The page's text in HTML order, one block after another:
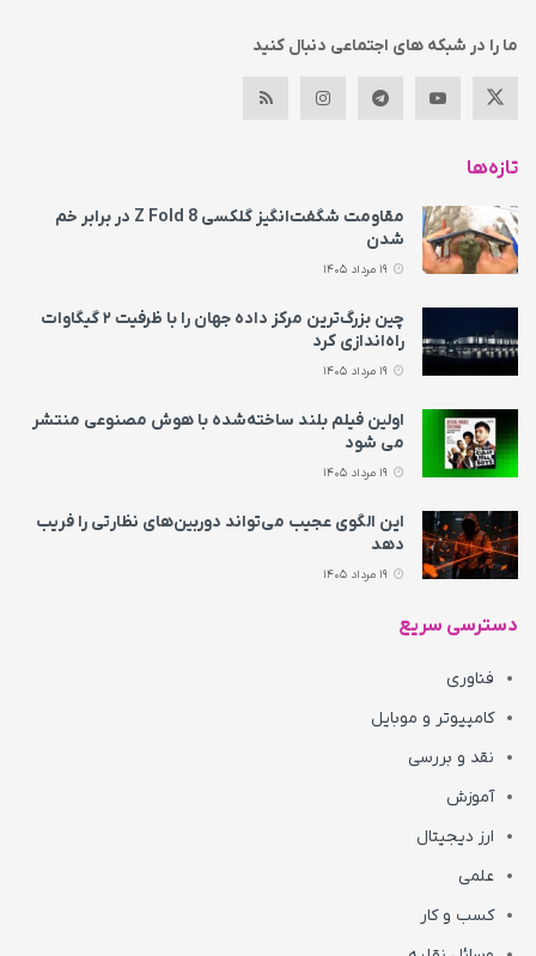
ما را در شبکه های اجتماعی دنبال کنید
تازه‌ها
مقاومت شگفت‌انگیز گلکسی Z Fold 8 در برابر خم
شدن
چین بزرگ‌ترین مرکز داده جهان را با ظرفیت ۲ گیگاوات
راه‌اندازی کرد
اولین فیلم بلند ساخته‌شده با هوش مصنوعی منتشر
می‌ شود
این الگوی عجیب می‌تواند دوربین‌های نظارتی را فریب
دهد
دسترسی سریع
فناوری
کامپیوتر و موبایل
نقد و بررسی
آموزش
ارز دیجیتال
علمی
کسب و کار